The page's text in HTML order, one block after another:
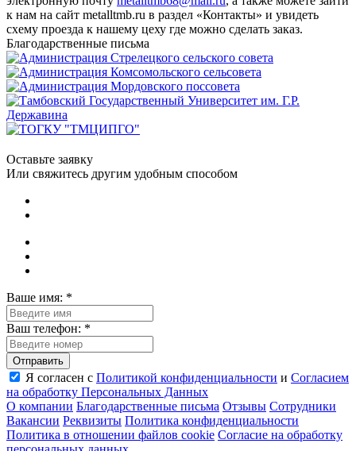
к нам на сайт metalltmb.ru в раздел «Контакты» и увидеть
схему проезда к нашему цеху где можно сделать заказ.
Благодарственные письма
Оставьте заявку
Или свяжитесь другим удобным способом
Ваше имя: *
Ваш телефон: *
Я согласен с Политикой конфиденциальности и Согласием
на обработку Пeрсональных Данных
О компании Благодарственные письма Отзывы Сотрудники
Вакансии Реквизиты Политика конфиденциальности
Политика в отношении файлов cookie Согласие на обработку